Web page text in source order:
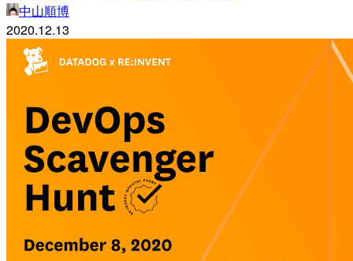
中山順博
2020.12.13